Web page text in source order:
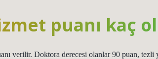
puanı kaç
verilir. Doktora derecesi olanlar 90 puan, tezli